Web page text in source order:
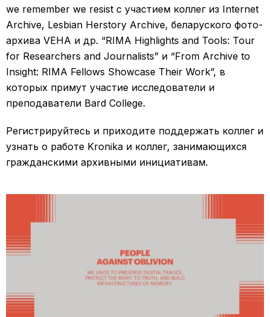
we remember we resist с участием коллег из Internet
Archive, Lesbian Herstory Archive, беларуского фото-
архива VEHA и др. “RIMA Highlights and Tools: Tour
for Researchers and Journalists” и “From Archive to
Insight: RIMA Fellows Showcase Their Work”, в
которых примут участие исследователи и
преподаватели Bard College.
Регистрируйтесь и приходите поддержать коллег и
узнать о работе Kronika и коллег, занимающихся
гражданскими архивными инициативам.